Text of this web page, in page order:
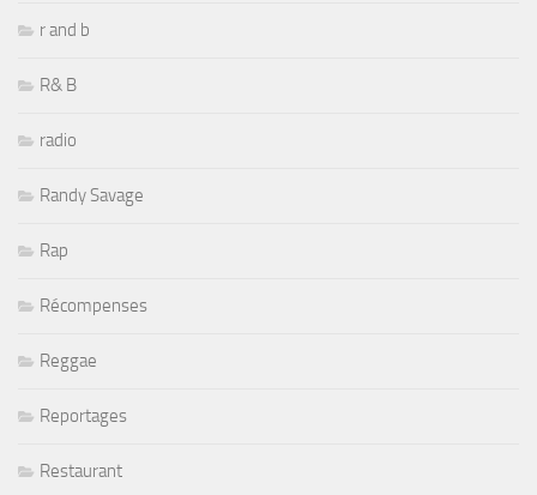
r and b
R& B
radio
Randy Savage
Rap
Récompenses
Reggae
Reportages
Restaurant